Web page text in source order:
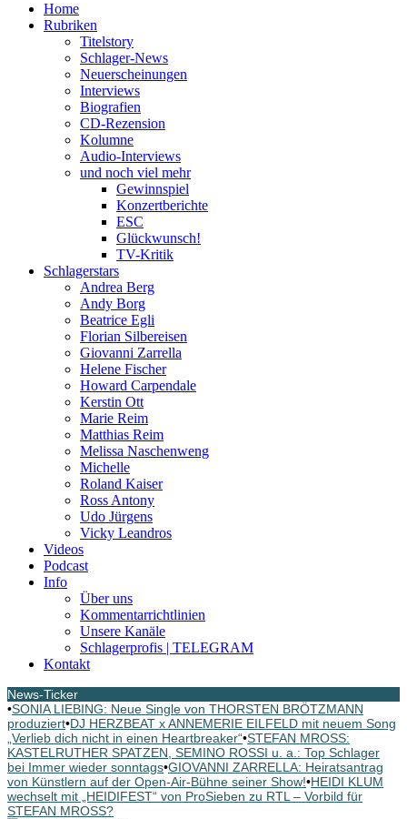
Home
Rubriken
Titelstory
Schlager-News
Neuerscheinungen
Interviews
Biografien
CD-Rezension
Kolumne
Audio-Interviews
und noch viel mehr
Gewinnspiel
Konzertberichte
ESC
Glückwunsch!
TV-Kritik
Schlagerstars
Andrea Berg
Andy Borg
Beatrice Egli
Florian Silbereisen
Giovanni Zarrella
Helene Fischer
Howard Carpendale
Kerstin Ott
Marie Reim
Matthias Reim
Melissa Naschenweng
Michelle
Roland Kaiser
Ross Antony
Udo Jürgens
Vicky Leandros
Videos
Podcast
Info
Über uns
Kommentarrichtlinien
Unsere Kanäle
Schlagerprofis | TELEGRAM
Kontakt
News-Ticker
•SONIA LIEBING: Neue Single von THORSTEN BRÖTZMANN
produziert•DJ HERZBEAT x ANNEMERIE EILFELD mit neuem Song
„Verlieb dich nicht in einen Heartbreaker“•STEFAN MROSS:
KASTELRUTHER SPATZEN, SEMINO ROSSI u. a.: Top Schlager
bei Immer wieder sonntags•GIOVANNI ZARRELLA: Heiratsantrag
von Künstlern auf der Open-Air-Bühne seiner Show!•HEIDI KLUM
wechselt mit „HEIDIFEST“ von ProSieben zu RTL – Vorbild für
STEFAN MROSS?